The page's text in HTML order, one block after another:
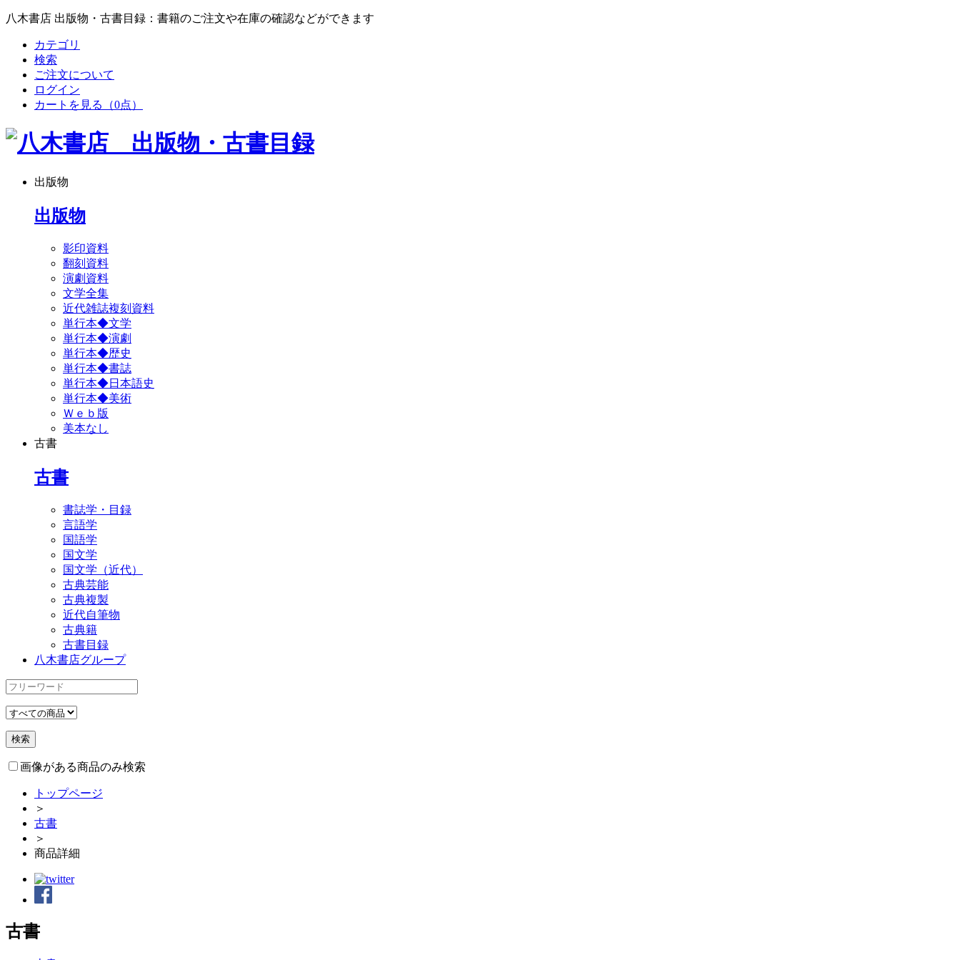
八木書店 出版物・古書目録：書籍のご注文や在庫の確認などができます
カテゴリ
検索
ご注文について
ログイン
カートを見る
（0点）
出版物
出版物
影印資料
翻刻資料
演劇資料
文学全集
近代雑誌複刻資料
単行本◆文学
単行本◆演劇
単行本◆歴史
単行本◆書誌
単行本◆日本語史
単行本◆美術
Ｗｅｂ版
美本なし
古書
古書
書誌学・目録
言語学
国語学
国文学
国文学（近代）
古典芸能
古典複製
近代自筆物
古典籍
古書目録
八木書店グループ
画像がある商品のみ検索
トップページ
＞
古書
＞
商品詳細
古書